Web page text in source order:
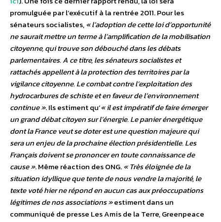
promulguée par l’exécutif à la rentrée 2011. Pour les
sénateurs socialistes,« l’adoption de cette loi d’opportunité
ne saurait mettre un terme à l’amplification de la mobilisation
citoyenne, qui trouve son débouché dans les débats
parlementaires. A ce titre, les sénateurs socialistes et
rattachés appellent à la protection des territoires par la
vigilance citoyenne. Le combat contre l’exploitation des
hydrocarbures de schiste et en faveur de l’environnement
continue ». Ils estiment qu’« il est impératif de faire émerger
un grand débat citoyen sur l’énergie. Le panier énergétique
dont la France veut se doter est une question majeure qui
sera un enjeu de la prochaine élection présidentielle. Les
Français doivent se prononcer en toute connaissance de
cause ». Même réaction des ONG.« Très éloignée de la
situation idyllique que tente de nous vendre la majorité, le
texte voté hier ne répond en aucun cas aux préoccupations
légitimes de nos associations »estiment dans un
communiqué de presse Les Amis de la Terre, Greenpeace